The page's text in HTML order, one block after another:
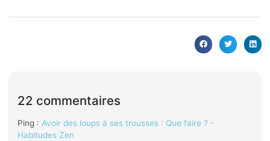
22 commentaires
Ping : Avoir des loups à ses trousses : Que faire ? -
Habitudes Zen